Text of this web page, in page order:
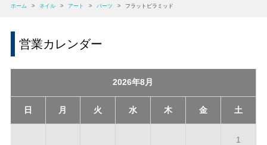
ホーム > ネイル > アート > パーツ > フラットピラミッド
営業カレンダー
2026年8月
日 月 火 水 木 金 土
1